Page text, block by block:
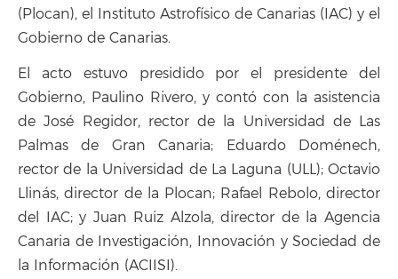
(Plocan), el Instituto Astrofísico de Canarias (IAC) y el
Gobierno de Canarias.
El acto estuvo presidido por el presidente del
Gobierno, Paulino Rivero, y contó con la asistencia
de José Regidor, rector de la Universidad de Las
Palmas de Gran Canaria; Eduardo Doménech,
rector de la Universidad de La Laguna (ULL); Octavio
Llinás, director de la Plocan; Rafael Rebolo, director
del IAC; y Juan Ruiz Alzola, director de la Agencia
Canaria de Investigación, Innovación y Sociedad de
la Información (ACIISI).